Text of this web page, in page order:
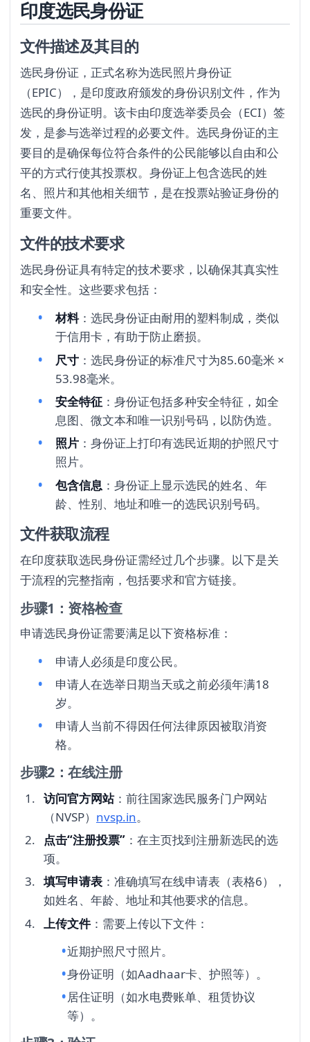
印度选民身份证
文件描述及其目的
选民身份证，正式名称为选民照片身份证
（EPIC），是印度政府颁发的身份识别文件，作为
选民的身份证明。该卡由印度选举委员会（ECI）签
发，是参与选举过程的必要文件。选民身份证的主
要目的是确保每位符合条件的公民能够以自由和公
平的方式行使其投票权。身份证上包含选民的姓
名、照片和其他相关细节，是在投票站验证身份的
重要文件。
文件的技术要求
选民身份证具有特定的技术要求，以确保其真实性
和安全性。这些要求包括：
材料：选民身份证由耐用的塑料制成，类似
于信用卡，有助于防止磨损。
尺寸 ：选民身份证的标准尺寸为85.60毫米 ×
53.98毫米。
安全特征 ：身份证包括多种安全特征，如全
息图、微文本和唯一识别号码，以防伪造。
照片 ：身份证上打印有选民近期的护照尺寸
照片。
包含信息 ：身份证上显示选民的姓名、年
龄、性别、地址和唯一的选民识别号码。
文件获取流程
在印度获取选民身份证需经过几个步骤。以下是关
于流程的完整指南，包括要求和官方链接。
步骤1：资格检查
申请选民身份证需要满足以下资格标准：
申请人必须是印度公民。
申请人在选举日期当天或之前必须年满18
岁。
申请人当前不得因任何法律原因被取消资
格。
步骤2：在线注册
访问官方网站：前往国家选民服务门户网站
（NVSP） nvsp.in。
点击“注册投票” ：在主页找到注册新选民的选
项。
填写申请表 ：准确填写在线申请表（表格6），
如姓名、年龄、地址和其他要求的信息。
上传文件 ：需要上传以下文件：
近期护照尺寸照片。
身份证明（如Aadhaar卡、护照等）。
居住证明（如水电费账单、租赁协议
等）。